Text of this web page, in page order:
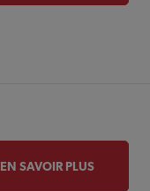
EN SAVOIR PLUS